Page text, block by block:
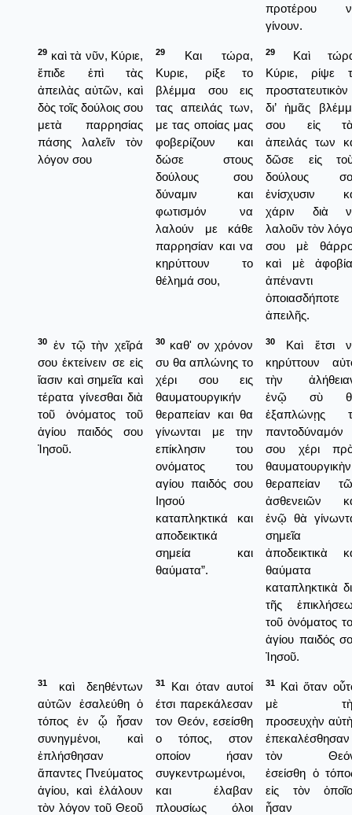
προτέρου
γίνουν.
29 καὶ τὰ νῦν, Κύριε,
ἔπιδε ἐπὶ τὰς
ἀπειλὰς αὐτῶν, καὶ
δὸς τοῖς δούλοις σου
μετὰ παρρησίας
πάσης λαλεῖν τὸν
λόγον σου
29
Και τώρα,
Κυριε, ρίξε το
βλέμμα σου εις
τας απειλάς των,
με τας οποίας μας
φοβερίζουν και
δώσε στους
δούλους σου
δύναμιν και
φωτισμόν να
λαλούν με κάθε
παρρησίαν και να
κηρύττουν το
θέλημά σου,
29
Καὶ
Κύριε, ρίψε
προστατευτικὸν
δι’ ἡμᾶς
σου εἰς
ἀπειλάς των
δῶσε εἰς
δούλους
ἐνίσχυσιν
χάριν διὰ
λαλοῦν τὸν
σου μὲ
καὶ μὲ
ἀπέναντι
ὁποιασδήποτε
ἀπειλῆς.
30
ἐν τῷ τὴν χεῖρά
σου ἐκτείνειν σε εἰς
ἴασιν καὶ σημεῖα καὶ
τέρατα γίνεσθαι διὰ
τοῦ ὀνόματος τοῦ
ἁγίου παιδός σου
Ἰησοῦ.
30 καθ' ον χρόνον
συ θα απλώνης το
χέρι σου εις
θαυματουργικήν
θεραπείαν και θα
γίνωνται με την
επίκλησιν του
ονόματος του
αγίου παιδός σου
Ιησού
καταπληκτικά και
αποδεικτικά
σημεία και
θαύματα”.
30
Καὶ ἔτσι
κηρύττουν
τὴν
ἐνῷ σὺ
ἑξαπλώνῃς
παντοδύναμόν
σου χέρι
θαυματουργικὴν
θεραπείαν
ἀσθενειῶν
ἐνῷ θὰ
σημεῖα
ἀποδεικτικὰ
θαύματα
καταπληκτικὰ
τῆς
τοῦ ὀνόματος
ἁγίου παιδός
Ἰησοῦ.
31
καὶ δεηθέντων
αὐτῶν ἐσαλεύθη ὁ
τόπος ἐν ᾧ ἦσαν
συνηγμένοι, καὶ
ἐπλήσθησαν
ἅπαντες Πνεύματος
ἁγίου, καὶ ἐλάλουν
τὸν λόγον τοῦ Θεοῦ
31
Και όταν αυτοί
έτσι παρεκάλεσαν
τον Θεόν, εσείσθη
ο τόπος, στον
οποίον ήσαν
συγκεντρωμένοι,
και έλαβαν
πλουσίως όλοι
31
Καὶ ὅταν
μὲ
προσευχὴν
ἐπεκαλέσθησαν
τὸν
ἐσείσθη ὁ
εἰς τὸν
ἦσαν